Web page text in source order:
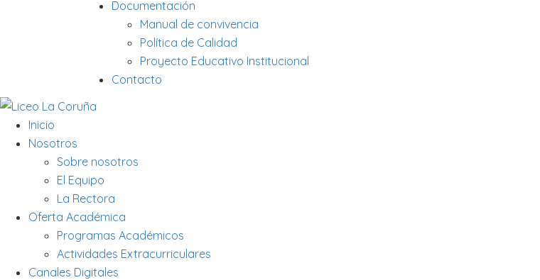
Documentación
Manual de convivencia
Política de Calidad
Proyecto Educativo Institucional
Contacto
Inicio
Nosotros
Sobre nosotros
El Equipo
La Rectora
Oferta Académica
Programas Académicos
Actividades Extracurriculares
Canales Digitales